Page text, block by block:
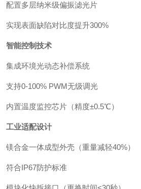
配置多层纳米级偏振滤光片
实现表面缺陷对比度提升300%
智能控制技术
集成环境光动态补偿系统
支持0-100% PWM无级调光
内置温度监控芯片（精度±0.5℃）
工业适配设计
镁合金一体成型外壳（重量减轻40%）
符合IP67防护标准